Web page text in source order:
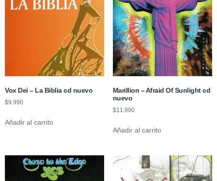
Vox Dei – La Biblia cd nuevo
$9.990
Añadir al carrito
Marillion – Afraid Of Sunlight cd
nuevo
$11.990
Añadir al carrito